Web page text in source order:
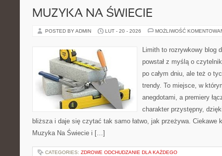
MUZYKA NA ŚWIECIE
POSTED BY ADMIN LUT - 20 - 2026 MOŻLIWOŚĆ
Limith to rozrywkowy blog
powstał z myślą o
po całym dniu, ale też o
trendy. To miejsce, w
anegdotami, a premiery
charakter przystępny,
bliższa i daje się czytać tak samo łatwo, jak przeżywa. Ciekawe
Muzyka Na Świecie i […]
CATEGORIES: ZDROWE ODCHUDZANIE DLA KAŻDEGO